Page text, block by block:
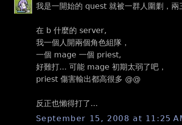
我是一開始的 quest 就被一群人圍剿，兩
在 b 什麼的 server,
我一個人開兩個角色組隊，
一個 mage 一個 priest,
好難打... 可能 mage 初期太弱了吧，
priest 傷害輸出都高很多 @@
反正也懶得打了...
September 15, 2008 at 11:25